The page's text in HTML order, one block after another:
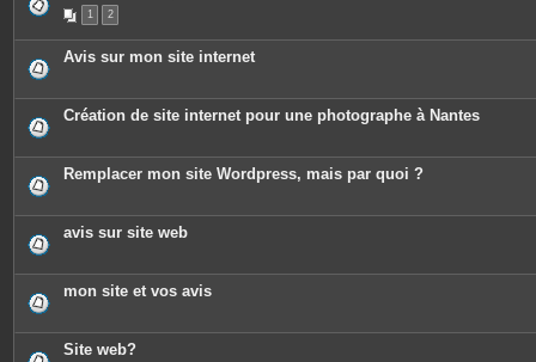
c
o
i
e
s
1 2
Avis sur mon site internet
Création de site internet pour une photographe à Nantes
Remplacer mon site Wordpress, mais par quoi ?
avis sur site web
mon site et vos avis
Site web?